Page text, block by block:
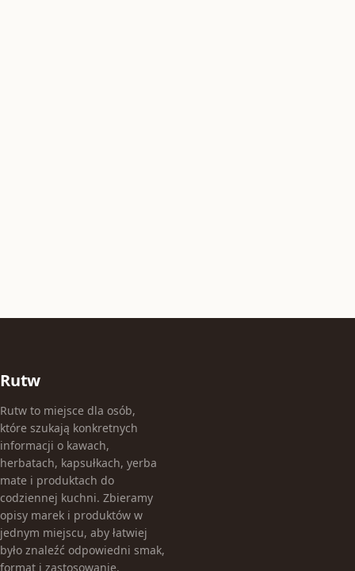
Rutw
Rutw to miejsce dla osób,
które szukają konkretnych
informacji o kawach,
herbatach, kapsułkach, yerba
mate i produktach do
codziennej kuchni. Zbieramy
opisy marek i produktów w
jednym miejscu, aby łatwiej
było znaleźć odpowiedni smak,
format i zastosowanie.